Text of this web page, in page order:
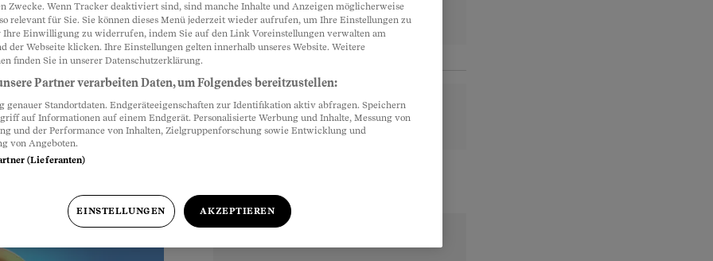
als im Rest
– etwa mit
über die Grenze.
Zwecke. Wenn Tracker deaktiviert sind, sind manche Inhalte und Anzeigen möglicherweise
relevant für Sie. Sie können dieses Menü jederzeit wieder aufrufen, um Ihre Einstellungen zu
Ihre Einwilligung zu widerrufen, indem Sie auf den Link Voreinstellungen verwalten am
der Webseite klicken. Ihre Einstellungen gelten innerhalb unseres Website. Weitere
finden Sie in unserer Datenschutzerklärung.
Partner verarbeiten Daten, um Folgendes bereitzustellen:
genauer Standortdaten. Endgeräteeigenschaften zur Identifikation aktiv abfragen. Speichern
auf Informationen auf einem Endgerät. Personalisierte Werbung und Inhalte, Messung von
und der Performance von Inhalten, Zielgruppenforschung sowie Entwicklung und
von Angeboten.
(Lieferanten)
EINSTELLUNGEN AKZEPTIEREN